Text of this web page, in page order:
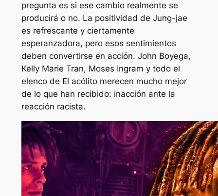
pregunta es si ese cambio realmente se
producirá o no. La positividad de Jung-jae
es refrescante y ciertamente
esperanzadora, pero esos sentimientos
deben convertirse en acción. John Boyega,
Kelly Marie Tran, Moses Ingram y todo el
elenco de El acólito merecen mucho mejor
de lo que han recibido: inacción ante la
reacción racista.